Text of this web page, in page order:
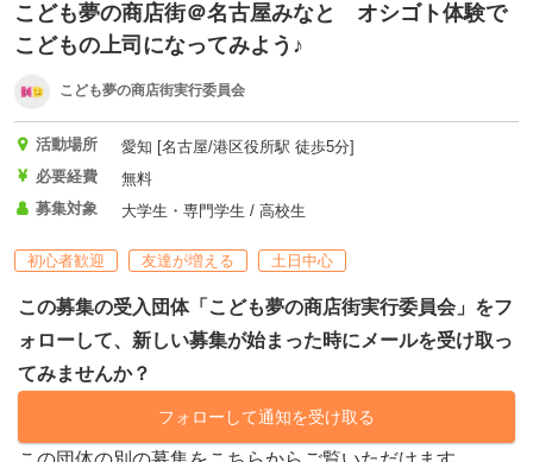
こども夢の商店街＠名古屋みなと オシゴト体験で
こどもの上司になってみよう♪
こども夢の商店街実行委員会
活動場所
愛知 [名古屋/港区役所駅 徒歩5分]
必要経費
無料
募集対象
大学生・専門学生 / 高校生
初心者歓迎 友達が増える 土日中心
この募集の受入団体「こども夢の商店街実行委員会」をフ
ォローして、新しい募集が始まった時にメールを受け取っ
てみませんか？
フォローして通知を受け取る